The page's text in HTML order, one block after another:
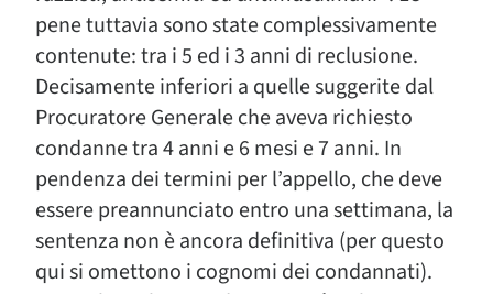
pene tuttavia sono state complessivamente
contenute: tra i 5 ed i 3 anni di reclusione.
Decisamente inferiori a quelle suggerite dal
Procuratore Generale che aveva richiesto
condanne tra 4 anni e 6 mesi e 7 anni. In
pendenza dei termini per l’appello, che deve
essere preannunciato entro una settimana, la
sentenza non è ancora definitiva (per questo
qui si omettono i cognomi dei condannati).